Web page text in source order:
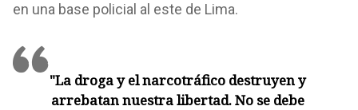
en una base policial al este de Lima.
"La droga y el narcotráfico destruyen y
arrebatan nuestra libertad. No se debe